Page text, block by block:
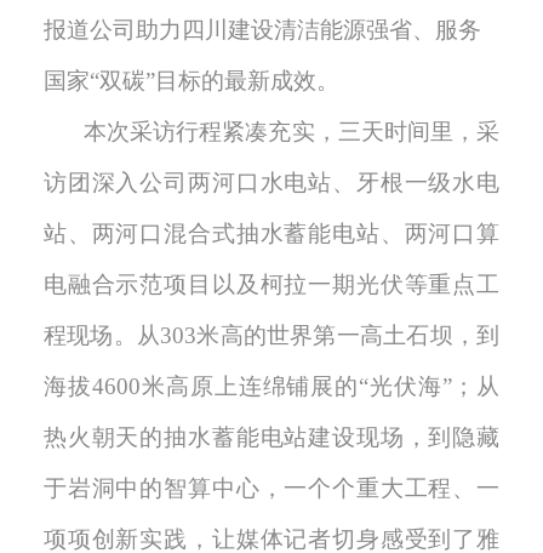
报道公司助力四川建设清洁能源强省、服务
国家“双碳”目标的最新成效。
本次采访行程紧凑充实，三天时间里，采
访团深入公司两河口水电站、牙根一级水电
站、两河口混合式抽水蓄能电站、两河口算
电融合示范项目以及柯拉一期光伏等重点工
程现场。从303米高的世界第一高土石坝，到
海拔4600米高原上连绵铺展的“光伏海”；从
热火朝天的抽水蓄能电站建设现场，到隐藏
于岩洞中的智算中心，一个个重大工程、一
项项创新实践，让媒体记者切身感受到了雅